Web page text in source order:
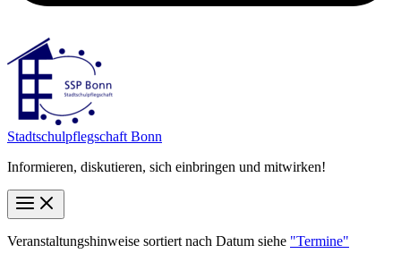
Stadt­schul­pfleg­schaft Bonn
Informieren, diskutieren, sich einbringen und mitwirken!
Veranstaltungshinweise sortiert nach Datum siehe "Termine"